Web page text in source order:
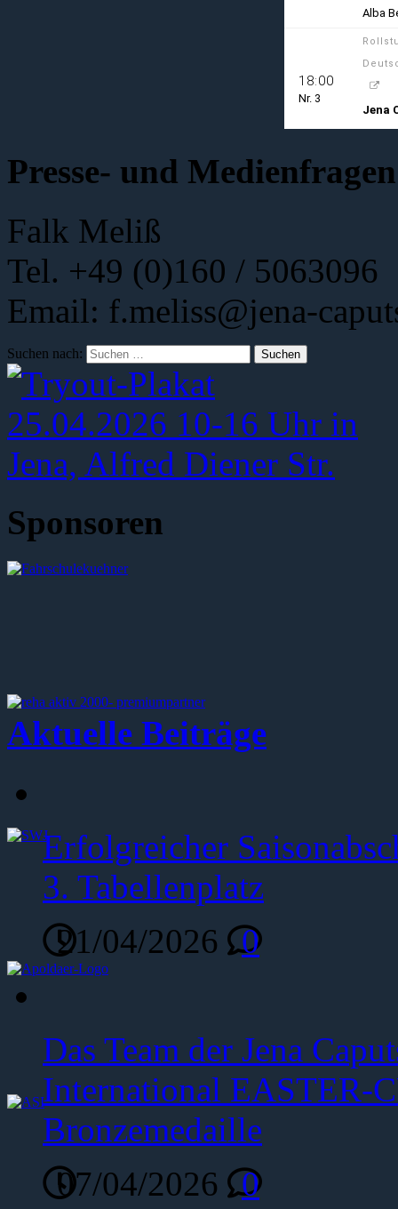
Presse- und Medienfragen
Falk Meliß
Tel. +49 (0)160 / 5063096
Email: f.meliss@jena-
Suchen nach:
Sponsoren
Aktuelle Beiträge
Erfolgreicher
3. Tabellenplatz
21/04/2026
0
Das Team der Jena
International EASTER-
Bronzemedaille
07/04/2026
0